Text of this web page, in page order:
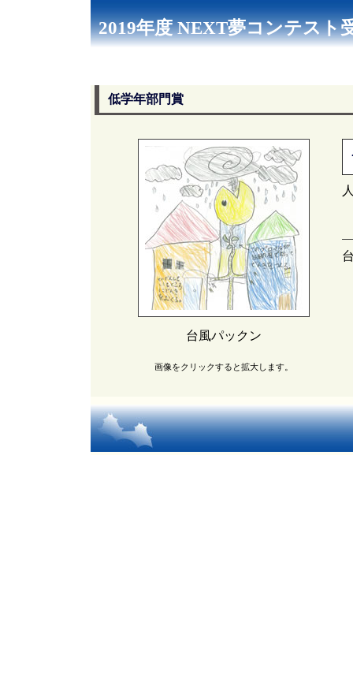
2019年度 NEXT夢コンテスト
低学年部門賞
台風パックン
画像をクリックすると拡大します。